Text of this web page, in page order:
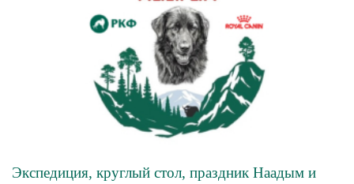
Экспедиция, круглый стол, праздник Наадым и